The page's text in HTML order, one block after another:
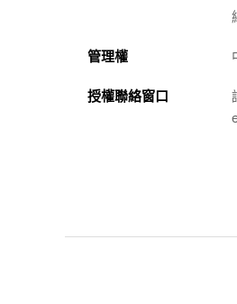
管理權
授權聯絡窗口